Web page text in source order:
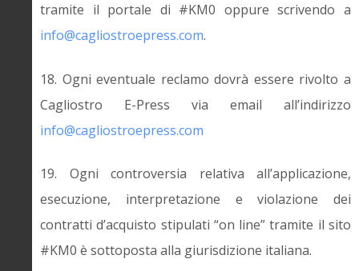
tramite il portale di #KM0 oppure scrivendo a
info@cagliostroepress.com.
18. Ogni eventuale reclamo dovrà essere rivolto a
Cagliostro E-Press via email all’indirizzo
info@cagliostroepress.com
19. Ogni controversia relativa all’applicazione,
esecuzione, interpretazione e violazione dei
contratti d’acquisto stipulati “on line” tramite il sito
#KM0 è sottoposta alla giurisdizione italiana.